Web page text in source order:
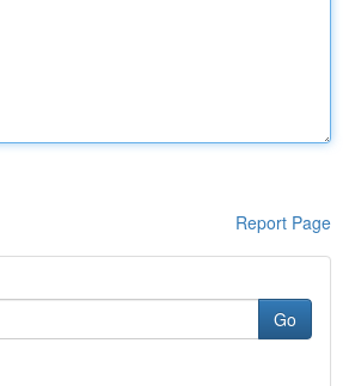
Report Page
Go